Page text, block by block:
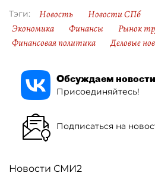
Тэги: Новость Новости СПб
Экономика
Финансы
Рынок
Финансовая политика
Деловые
Обсуждаем
Присоединяйтесь!
Подписаться на
Новости СМИ2